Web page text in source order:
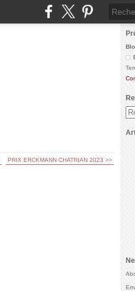
PRIX ERCKMANN CHATRIAN 2023 >>